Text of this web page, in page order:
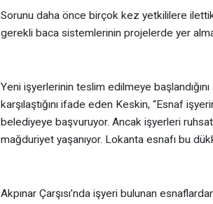
Sorunu daha önce birçok kez yetkililere
gerekli baca sistemlerinin projelerde yer
Yeni işyerlerinin teslim edilmeye
karşılaştığını ifade eden Keskin, “Esnaf
belediyeye başvuruyor. Ancak işyerleri
mağduriyet yaşanıyor. Lokanta esnafı bu
Akpınar Çarşısı’nda işyeri bulunan